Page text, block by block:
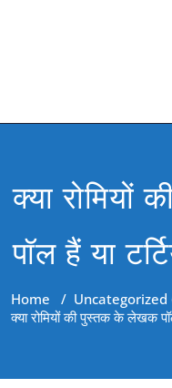
क्या
पॉल हैं या
Home / Uncategorized
क्या रोमियों की पुस्तक के लेखक